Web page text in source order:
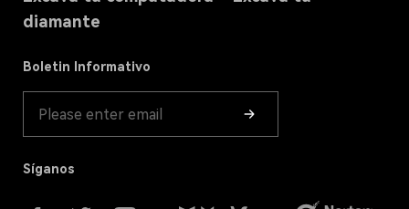
Recuperación de la Papelera
Tienda
diamante
Boletin Informativo
Síganos